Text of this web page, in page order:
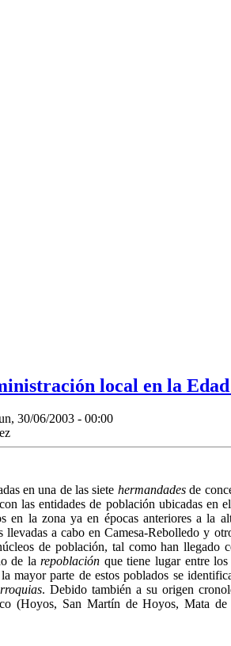
local en la
30/06/2003 - 00:00
en una de las siete hermandadesde
las entidades de población ubicadas en
en la zona ya en épocas anteriores a la
llevadas a cabo en Camesa-Rebolledo y
de población, tal como han llegado
de larepoblación que tiene lugar entre
mayor parte de estos poblados se
. Debido también a su origen
(Hoyos, San Martín de Hoyos, Mata